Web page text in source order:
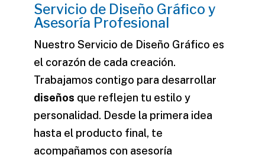
Servicio de Diseño Gráfico y
Asesoría Profesional
Nuestro Servicio de Diseño Gráfico es
el corazón de cada creación.
Trabajamos contigo para desarrollar
diseños que reflejen tu estilo y
personalidad. Desde la primera idea
hasta el producto final, te
acompañamos con asesoría